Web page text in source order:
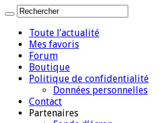
Toute l’actualité
Mes favoris
Forum
Boutique
Politique de confidentialité
Données personnelles
Contact
Partenaires